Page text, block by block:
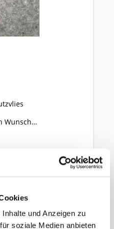
und Anzeigen zu
soziale Medien anbieten
Wunsch